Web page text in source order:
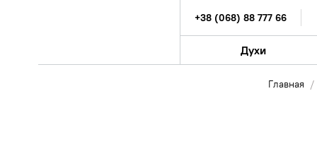
+38 (068) 88 777 66
Духи
Главная